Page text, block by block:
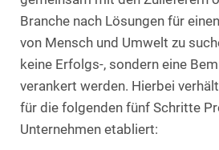
Branche nach Lösungen für
von Mensch und Umwelt zu
keine Erfolgs-, sondern eine
verankert werden. Hierbei
für die folgenden fünf Schritte
Unternehmen etabliert: